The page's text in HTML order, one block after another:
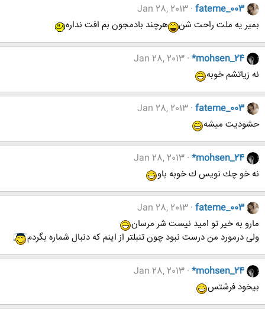
fateme_003
Jan 28, 2013
بمیر یه ملت راحت شن
هرچند بادمجون بم افت نداره
*mohsen_24
Jan 28, 2013
نه زياتشم خوبه
fateme_003
Jan 28, 2013
حشودیت میشه
*mohsen_24
Jan 28, 2013
نه خو چك نويس ك خوبه باو
fateme_003
Jan 28, 2013
مارو به خیر تو امید نیست شر مرسان
ولی درمورد من درست نبود چون تنبلتر از اینم که دنبال شماره بگردم
*mohsen_24
Jan 28, 2013
بيخود فرشتس